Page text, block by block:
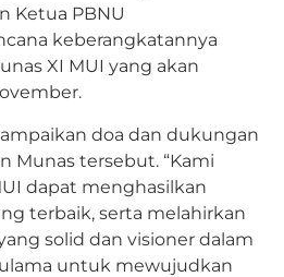
Ketua PBNU
keberangkatannya
XI MUI yang akan
doa dan dukungan
Munas tersebut. “Kami
dapat menghasilkan
terbaik, serta melahirkan
solid dan visioner dalam
untuk mewujudkan